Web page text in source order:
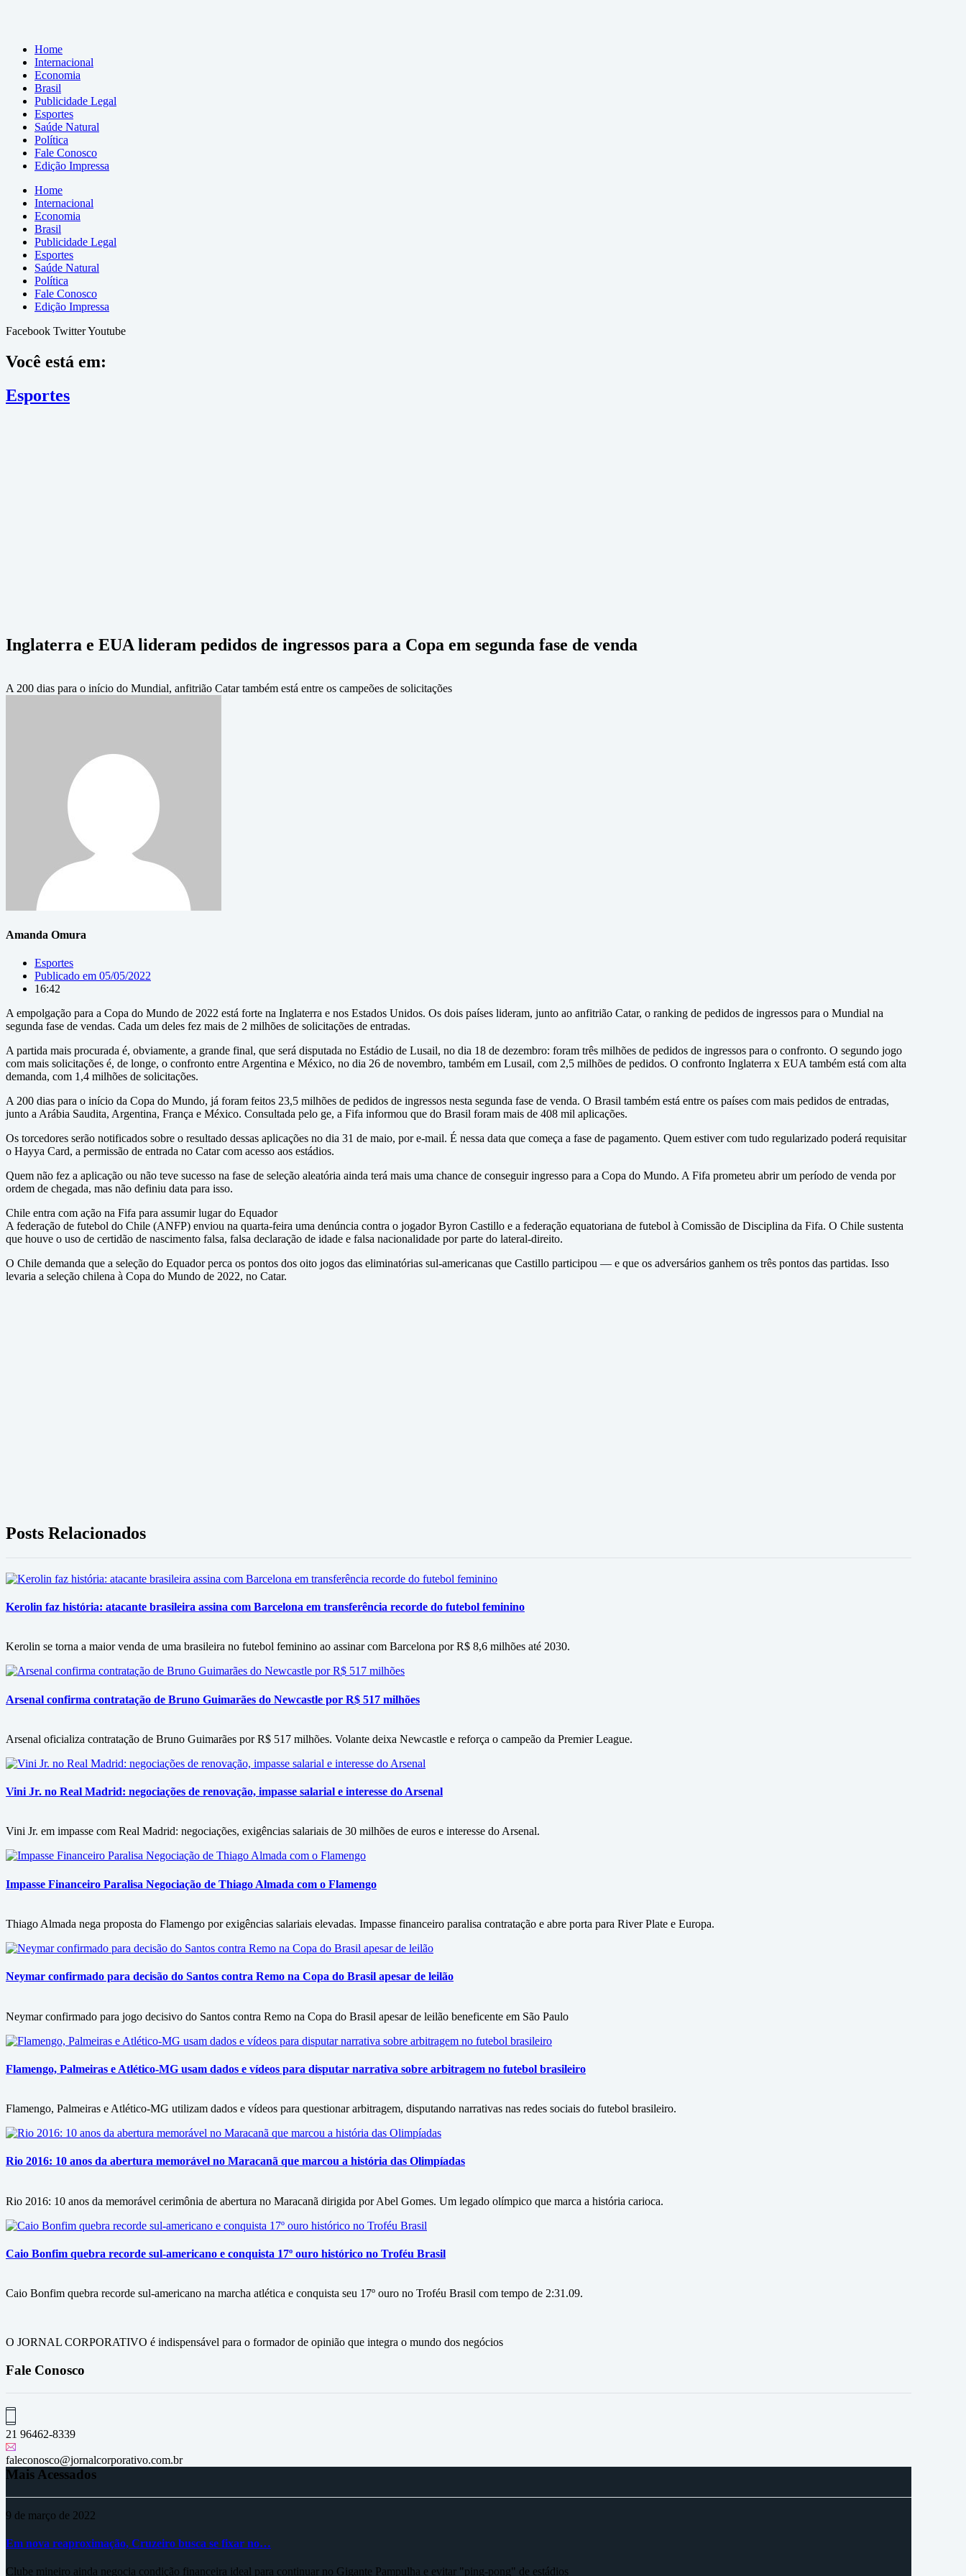
Home
Internacional
Economia
Brasil
Publicidade Legal
Esportes
Saúde Natural
Política
Fale Conosco
Edição Impressa
Home
Internacional
Economia
Brasil
Publicidade Legal
Esportes
Saúde Natural
Política
Fale Conosco
Edição Impressa
Facebook TwitterYoutube
Você está em:
Esportes
Inglaterra e EUA lideram pedidos de ingressos para a Copa em segunda fase de venda
A 200 dias para o início do Mundial, anfitrião Catar também está entre os campeões de solicitações
Amanda Omura
Esportes
Publicado em 05/05/2022
16:42
A empolgação para a Copa do Mundo de 2022 está forte na Inglaterra e nos Estados Unidos. Os dois países lideram, junto ao anfitrião Catar, o ranking de pedidos de ingressos para o Mundial na
segunda fase de vendas. Cada um deles fez mais de 2 milhões de solicitações de entradas.
A partida mais procurada é, obviamente, a grande final, que será disputada no Estádio de Lusail, no dia 18 de dezembro: foram três milhões de pedidos de ingressos para o confronto. O segundo jogo
com mais solicitações é, de longe, o confronto entre Argentina e México, no dia 26 de novembro, também em Lusail, com 2,5 milhões de pedidos. O confronto Inglaterra x EUA também está com alta
demanda, com 1,4 milhões de solicitações.
A 200 dias para o início da Copa do Mundo, já foram feitos 23,5 milhões de pedidos de ingressos nesta segunda fase de venda. O Brasil também está entre os países com mais pedidos de entradas,
junto a Arábia Saudita, Argentina, França e México. Consultada pelo ge, a Fifa informou que do Brasil foram mais de 408 mil aplicações.
Os torcedores serão notificados sobre o resultado dessas aplicações no dia 31 de maio, por e-mail. É nessa data que começa a fase de pagamento. Quem estiver com tudo regularizado poderá requisitar
o Hayya Card, a permissão de entrada no Catar com acesso aos estádios.
Quem não fez a aplicação ou não teve sucesso na fase de seleção aleatória ainda terá mais uma chance de conseguir ingresso para a Copa do Mundo. A Fifa prometeu abrir um período de venda por
ordem de chegada, mas não definiu data para isso.
Chile entra com ação na Fifa para assumir lugar do Equador
A federação de futebol do Chile (ANFP) enviou na quarta-feira uma denúncia contra o jogador Byron Castillo e a federação equatoriana de futebol à Comissão de Disciplina da Fifa. O Chile sustenta
que houve o uso de certidão de nascimento falsa, falsa declaração de idade e falsa nacionalidade por parte do lateral-direito.
O Chile demanda que a seleção do Equador perca os pontos dos oito jogos das eliminatórias sul-americanas que Castillo participou — e que os adversários ganhem os três pontos das partidas. Isso
levaria a seleção chilena à Copa do Mundo de 2022, no Catar.
Posts Relacionados
Kerolin faz história: atacante brasileira assina com Barcelona em transferência recorde do futebol feminino
Kerolin se torna a maior venda de uma brasileira no futebol feminino ao assinar com Barcelona por R$ 8,6 milhões até 2030.
Arsenal confirma contratação de Bruno Guimarães do Newcastle por R$ 517 milhões
Arsenal oficializa contratação de Bruno Guimarães por R$ 517 milhões. Volante deixa Newcastle e reforça o campeão da Premier League.
Vini Jr. no Real Madrid: negociações de renovação, impasse salarial e interesse do Arsenal
Vini Jr. em impasse com Real Madrid: negociações, exigências salariais de 30 milhões de euros e interesse do Arsenal.
Impasse Financeiro Paralisa Negociação de Thiago Almada com o Flamengo
Thiago Almada nega proposta do Flamengo por exigências salariais elevadas. Impasse financeiro paralisa contratação e abre porta para River Plate e Europa.
Neymar confirmado para decisão do Santos contra Remo na Copa do Brasil apesar de leilão
Neymar confirmado para jogo decisivo do Santos contra Remo na Copa do Brasil apesar de leilão beneficente em São Paulo
Flamengo, Palmeiras e Atlético-MG usam dados e vídeos para disputar narrativa sobre arbitragem no futebol brasileiro
Flamengo, Palmeiras e Atlético-MG utilizam dados e vídeos para questionar arbitragem, disputando narrativas nas redes sociais do futebol brasileiro.
Rio 2016: 10 anos da abertura memorável no Maracanã que marcou a história das Olimpíadas
Rio 2016: 10 anos da memorável cerimônia de abertura no Maracanã dirigida por Abel Gomes. Um legado olímpico que marca a história carioca.
Caio Bonfim quebra recorde sul-americano e conquista 17º ouro histórico no Troféu Brasil
Caio Bonfim quebra recorde sul-americano na marcha atlética e conquista seu 17º ouro no Troféu Brasil com tempo de 2:31.09.
O JORNAL CORPORATIVO é indispensável para o formador de opinião que integra o mundo dos negócios
Fale Conosco
21 96462-8339
faleconosco@jornalcorporativo.com.br
Mais Acessados
9 de março de 2022
Em nova reaproximação, Cruzeiro busca se fixar no…
Clube mineiro ainda negocia condição financeira ideal para continuar no Gigante Pampulha e evitar "ping-pong" de estádios